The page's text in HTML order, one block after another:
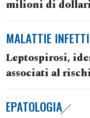
milioni di
MALATTIE
Leptospirosi,
associati al
EPATOLOGIA